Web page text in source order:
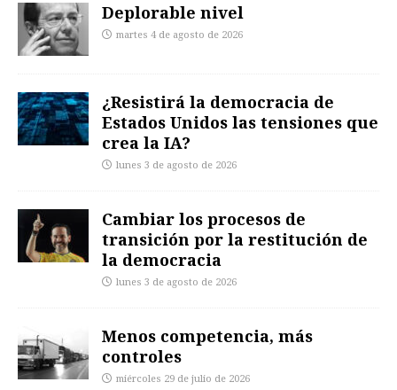
Deplorable nivel
martes 4 de agosto de 2026
¿Resistirá la democracia de
Estados Unidos las tensiones que
crea la IA?
lunes 3 de agosto de 2026
Cambiar los procesos de
transición por la restitución de
la democracia
lunes 3 de agosto de 2026
Menos competencia, más
controles
miércoles 29 de julio de 2026